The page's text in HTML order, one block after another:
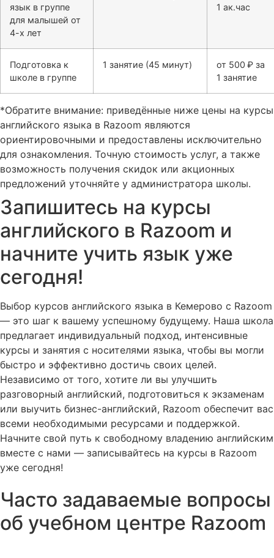
язык в группе
для малышей от
4-х лет
1 ак.час
Подготовка к
школе в группе
1 занятие (45 минут)
от 500 ₽ за
1 занятие
*Обратите внимание: приведённые ниже цены на курсы
английского языка в Razoom являются
ориентировочными и предоставлены исключительно
для ознакомления. Точную стоимость услуг, а также
возможность получения скидок или акционных
предложений уточняйте у администратора школы.
Запишитесь на курсы
английского в Razoom и
начните учить язык уже
сегодня!
Выбор курсов английского языка в Кемерово с Razoom
— это шаг к вашему успешному будущему. Наша школа
предлагает индивидуальный подход, интенсивные
курсы и занятия с носителями языка, чтобы вы могли
быстро и эффективно достичь своих целей.
Независимо от того, хотите ли вы улучшить
разговорный английский, подготовиться к экзаменам
или выучить бизнес-английский, Razoom обеспечит вас
всеми необходимыми ресурсами и поддержкой.
Начните свой путь к свободному владению английским
вместе с нами — записывайтесь на курсы в Razoom
уже сегодня!
Часто задаваемые вопросы
об учебном центре Razoom